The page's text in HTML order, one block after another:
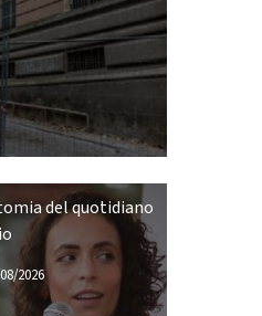
del quotidiano
2026